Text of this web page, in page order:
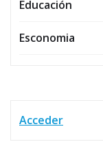
Educación
Esconomia
Acceder